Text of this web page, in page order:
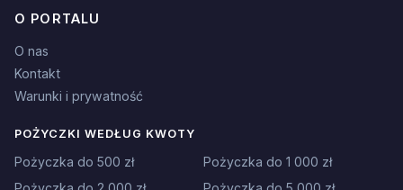
O PORTALU
O nas
Kontakt
Warunki i prywatność
POŻYCZKI WEDŁUG KWOTY
Pożyczka do 500 zł
Pożyczka do 1 000 zł